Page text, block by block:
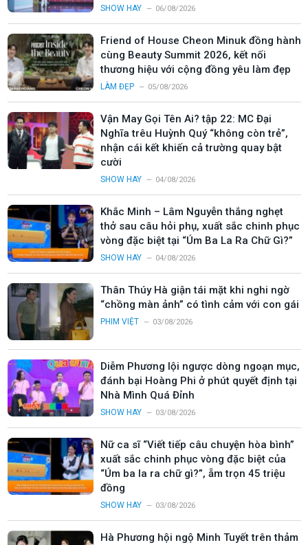
SHOW HAY 06/08/2026
Friend of House Cheon Minuk đồng hành
cùng Beauty Summit 2026, kết nối
thương hiệu với cộng đồng yêu làm đẹp
LÀM ĐẸP 05/08/2026
Vận May Gọi Tên Ai? tập 22: MC Đại
Nghĩa trêu Huỳnh Quý “không còn trẻ”,
nhận cái kết khiến cả trường quay bật
cười
SHOW HAY 04/08/2026
Khắc Minh – Lâm Nguyễn thắng nghẹt
thở sau câu hỏi phụ, xuất sắc chinh phục
vòng đặc biệt tại “Úm Ba La Ra Chữ Gì?”
SHOW HAY 04/08/2026
Thân Thúy Hà giận tái mặt khi nghi ngờ
“chồng màn ảnh” có tình cảm với con gái
PHIM VIỆT 03/08/2026
Diễm Phương lội ngược dòng ngoạn mục,
đánh bại Hoàng Phi ở phút quyết định tại
Nhà Mình Quá Đỉnh
SHOW HAY 03/08/2026
Nữ ca sĩ “Viết tiếp câu chuyện hòa bình”
xuất sắc chinh phục vòng đặc biệt của
“Úm ba la ra chữ gì?”, ẵm trọn 45 triệu
đồng
SHOW HAY 03/08/2026
Hà Phương hội ngộ Minh Tuyết trên thảm